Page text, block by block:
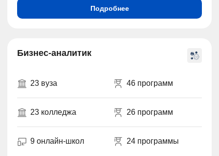
Подробнее
Бизнес-аналитик
23 вуза 46 программ
23 колледжа 26 программ
9 онлайн-школ 24 программы